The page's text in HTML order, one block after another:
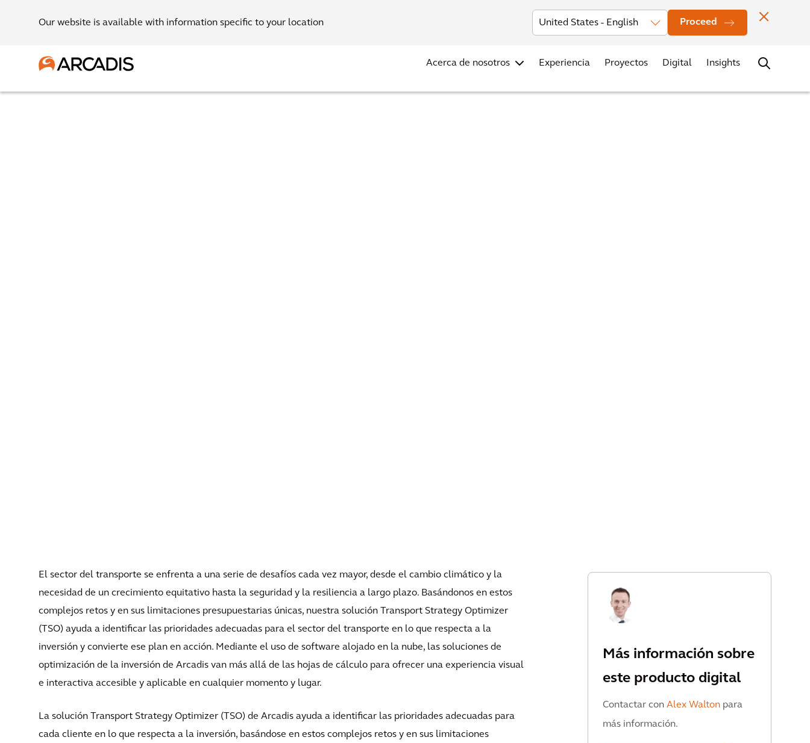
Our website is available with information specific to your location Proceed
Investors Noticias Oficinas Trabaja con nosotros
Acerca de nosotros Experiencia Proyectos Digital Insights
El sector del transporte se enfrenta a una serie de desafíos cada vez mayor, desde el cambio climático y la
necesidad de un crecimiento equitativo hasta la seguridad y la resiliencia a largo plazo. Basándonos en estos
complejos retos y en sus limitaciones presupuestarias únicas, nuestra solución Transport Strategy Optimizer
(TSO) ayuda a identificar las prioridades adecuadas para el sector del transporte en lo que respecta a la
inversión y convierte ese plan en acción. Mediante el uso de software alojado en la nube, las soluciones de
optimización de la inversión de Arcadis van más allá de las hojas de cálculo para ofrecer una experiencia visual
e interactiva accesible y aplicable en cualquier momento y lugar.
La solución Transport Strategy Optimizer (TSO) de Arcadis ayuda a identificar las prioridades adecuadas para
cada cliente en lo que respecta a la inversión, basándose en estos complejos retos y en sus limitaciones
Más información sobre
este producto digital
Contactar con Alex Waltonpara
más información.